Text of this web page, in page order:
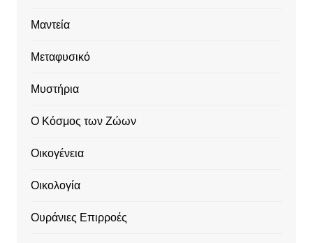
Μαντεία
Μεταφυσικό
Μυστήρια
Ο Κόσμος των Ζώων
Οικογένεια
Οικολογία
Ουράνιες Επιρροές